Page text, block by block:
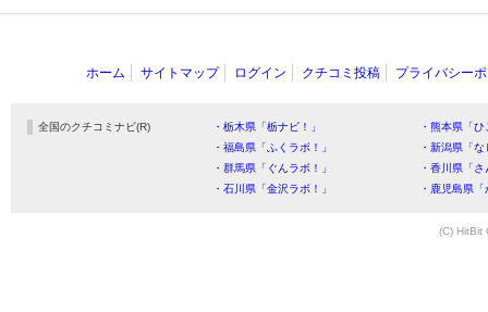
ホーム サイトマップ ログイン クチコミ投稿 プライバシー
全国のクチコミナビ(R) ・栃木県「栃ナビ！」
・熊本県「
・福島県「ふくラボ！」
・新潟県「
・群馬県「ぐんラボ！」
・香川県「
・石川県「金沢ラボ！」
・鹿児島県
(C) HitBit